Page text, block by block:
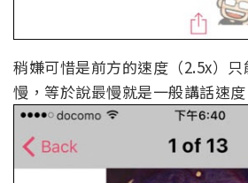
稍嫌可惜是前方的速度（2.5x）
慢，等於說最慢就是一般講話速度